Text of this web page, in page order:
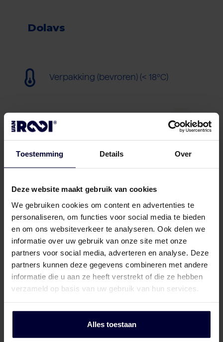
Toestemming Details Over
Deze website maakt gebruik van cookies
We gebruiken cookies om content en advertenties te
personaliseren, om functies voor social media te bieden
en om ons websiteverkeer te analyseren. Ook delen we
informatie over uw gebruik van onze site met onze
partners voor social media, adverteren en analyse. Deze
partners kunnen deze gegevens combineren met andere
informatie die u aan ze heeft verstrekt of die ze hebben
verzameld op basis van uw gebruik van hun services.
Alles toestaan
Dolavs
Verpakking (bevroren) (< 18ºC)